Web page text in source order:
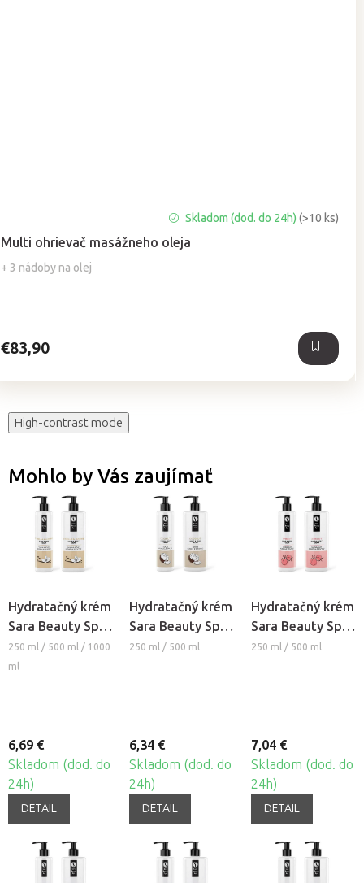
Multi ohrievač masážneho oleja
+ 3 nádoby na olej
hodnotenie
produktu
je
Skladom (dod. do 24h)(>10 ks)
€83,90
High-contrast mode
Mohlo by Vás zaujímať
Hydratačný krém
Sara Beauty Spa
- Vanilka-Jazmín
250 ml / 500 ml / 1000
ml
6,69 €
Skladom (dod. do
24h)
DETAIL
Hydratačný krém
Sara Beauty Spa
- Kokos
250 ml / 500 ml
6,34 €
Skladom (dod. do
24h)
DETAIL
Hydratačný krém
Sara Beauty Spa
- Marhuľa
250 ml / 500 ml
7,04 €
Skladom (dod. do
24h)
DETAIL